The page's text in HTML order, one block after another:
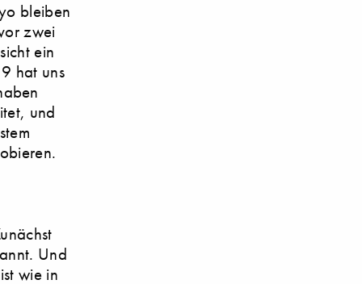
bleiben
zwei
ein
hat uns
und
Und
wie in